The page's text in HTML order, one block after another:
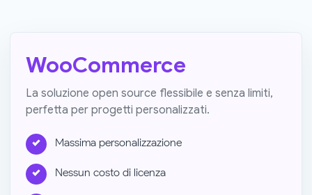
WooCommerce
La soluzione open source flessibile e senza limiti,
perfetta per progetti personalizzati.
Massima personalizzazione
Nessun costo di licenza